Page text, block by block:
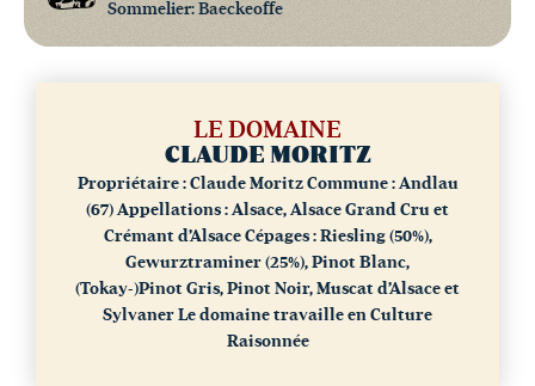
Sommelier: Baeckeoffe
LE DOMAINE
CLAUDE MORITZ
Propriétaire : Claude Moritz Commune : Andlau
(67) Appellations : Alsace, Alsace Grand Cru et
Crémant d’Alsace Cépages : Riesling (50%),
Gewurztraminer (25%), Pinot Blanc,
(Tokay-)Pinot Gris, Pinot Noir, Muscat d’Alsace et
Sylvaner Le domaine travaille en Culture
Raisonnée